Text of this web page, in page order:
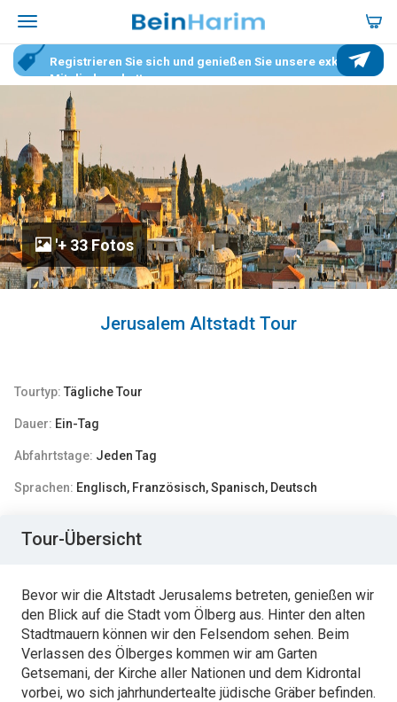
Registrieren Sie sich und genießen Sie unsere exklusiven
Mitgliederrabatte.
'+ 33 Fotos
Jerusalem Altstadt Tour
Tourtyp: Tägliche Tour
Dauer: Ein-Tag
Abfahrtstage: Jeden Tag
Sprachen: Englisch, Französisch, Spanisch, Deutsch
Tour-Übersicht
Bevor wir die Altstadt Jerusalems betreten, genießen wir
den Blick auf die Stadt vom Ölberg aus. Hinter den alten
Stadtmauern können wir den Felsendom sehen. Beim
Verlassen des Ölberges kommen wir am Garten
Getsemani, der Kirche aller Nationen und dem Kidrontal
vorbei, wo sich jahrhundertealte jüdische Gräber befinden.